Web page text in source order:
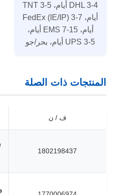
DHL 3-4 أيام، TNT 3-5
أيام، FedEx (IE/IP) 3-7
أيام، EMS 7-15 أيام،
UPS 3-5 أيام، بحر/جو
المنتجات ذات الصلة
ف / ن
1802198437